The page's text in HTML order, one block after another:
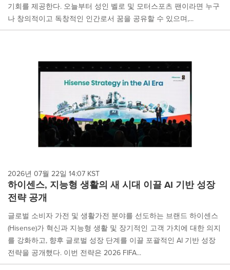
기회를 제공한다. 오늘부터 성인 벨로 및 모터스포츠 팬이라면 누구
나 창의적이고 독창적인 인간로서 꿈을 공유할 수 있으며,...
2026년 07월 22일 14:07 KST
하이센스, 지능형 생활의 새 시대 이끌 AI 기반 성장
전략 공개
글로벌 소비자 가전 및 생활가전 분야를 선도하는 브랜드 하이센스
(Hisense)가 혁신과 지능형 생활 및 장기적인 고객 가치에 대한 의지
를 강화하고, 향후 글로벌 성장 단계를 이끌 포괄적인 AI 기반 성장
전략을 공개했다. 이번 전략은 2026 FIFA...